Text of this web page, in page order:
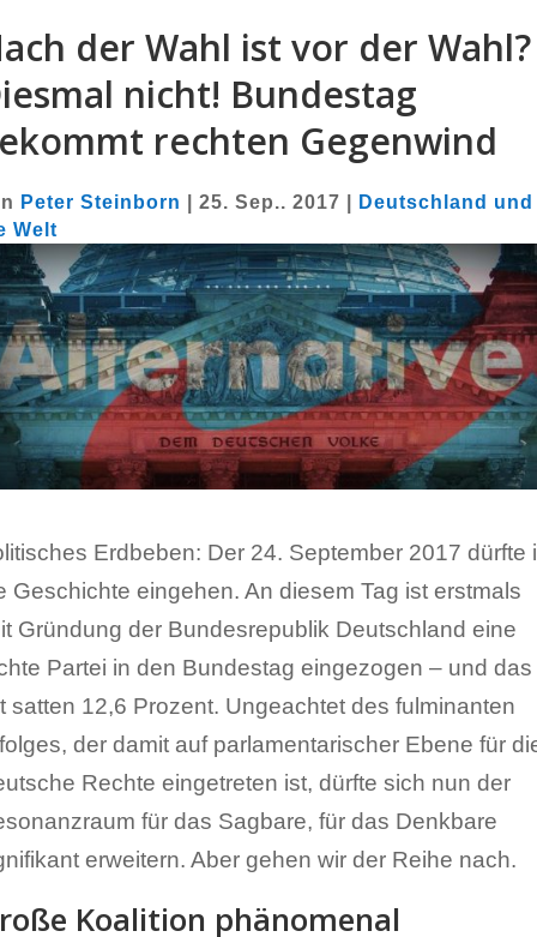
der Wahl ist vor der Wahl?
nicht! Bundestag
rechten Gegenwind
Peter Steinborn 25. Sep.. 2017
Deutschland und
Welt
Erdbeben: Der 24. September 2017 dürfte
Geschichte eingehen. An diesem Tag ist erstmals
Gründung der Bundesrepublik Deutschland eine
Partei in den Bundestag eingezogen – und das
satten 12,6 Prozent. Ungeachtet des fulminanten
der damit auf parlamentarischer Ebene für
Rechte eingetreten ist, dürfte sich nun der
für das Sagbare, für das Denkbare
erweitern. Aber gehen wir der Reihe nach.
Koalition phänomenal